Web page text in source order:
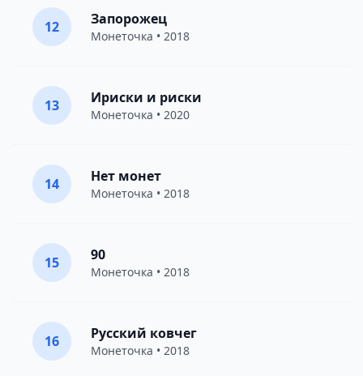
12 Запорожец
Монеточка • 2018
13 Ириски и риски
Монеточка • 2020
14 Нет монет
Монеточка • 2018
15 90
Монеточка • 2018
16 Русский ковчег
Монеточка • 2018